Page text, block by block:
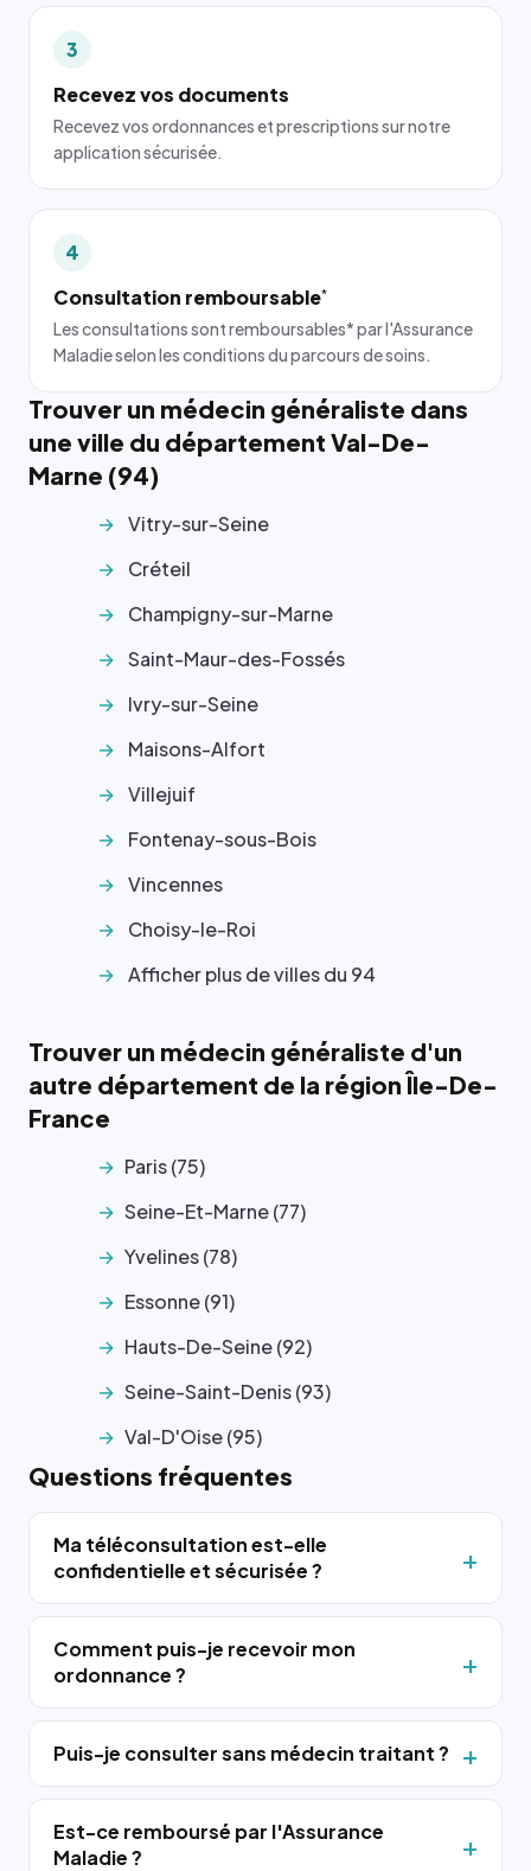
3
Recevez vos documents
Recevez vos ordonnances et prescriptions sur notre
application sécurisée.
4
Consultation remboursable*
Les consultations sont remboursables* par l'Assurance
Maladie selon les conditions du parcours de soins.
Trouver un médecin généraliste dans
une ville du département Val-De-
Marne (94)
Vitry-sur-Seine
Créteil
Champigny-sur-Marne
Saint-Maur-des-Fossés
Ivry-sur-Seine
Maisons-Alfort
Villejuif
Fontenay-sous-Bois
Vincennes
Choisy-le-Roi
Afficher plus de villes du 94
Trouver un médecin généraliste d'un
autre département de la région Île-De-
France
Paris (75)
Seine-Et-Marne (77)
Yvelines (78)
Essonne (91)
Hauts-De-Seine (92)
Seine-Saint-Denis (93)
Val-D'Oise (95)
Questions fréquentes
Ma téléconsultation est-elle
confidentielle et sécurisée ?
Comment puis-je recevoir mon
ordonnance ?
Puis-je consulter sans médecin traitant ?
Est-ce remboursé par l'Assurance
Maladie ?